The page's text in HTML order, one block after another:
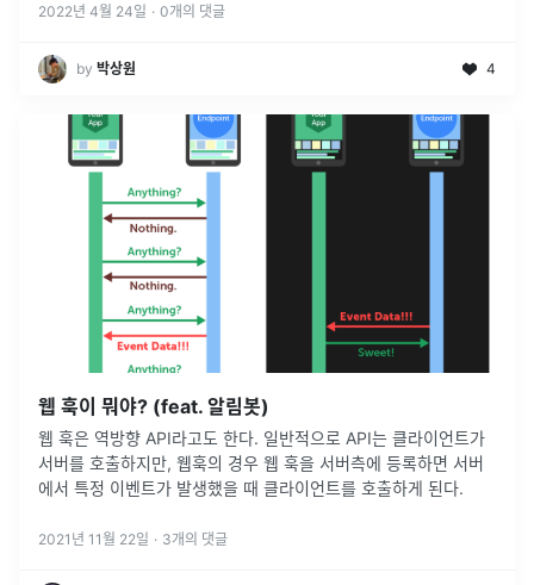
2022년 4월 24일 · 0개의 댓글
by 박상원 4
웹 훅이 뭐야? (feat. 알림봇)
웹 훅은 역방향 API라고도 한다. 일반적으로 API는 클라이언트가
서버를 호출하지만, 웹훅의 경우 웹 훅을 서버측에 등록하면 서버
에서 특정 이벤트가 발생했을 때 클라이언트를 호출하게 된다.
2021년 11월 22일 · 3개의 댓글